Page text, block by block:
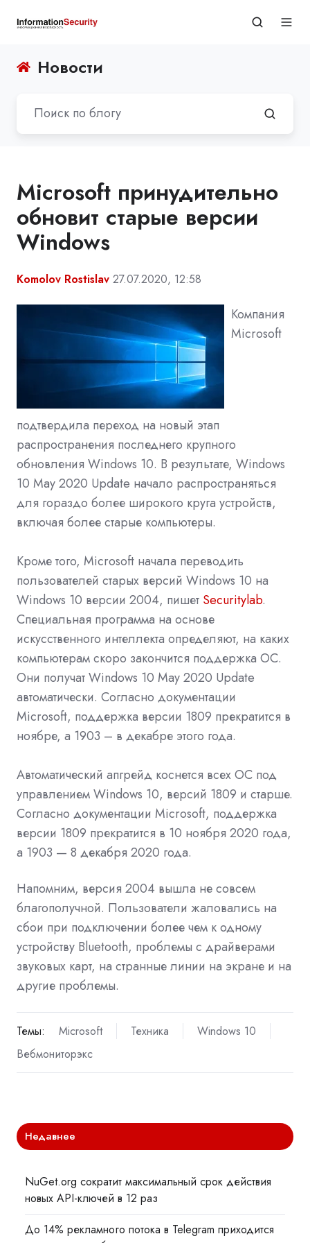
Новости
Microsoft принудительно
обновит старые версии
Windows
Komolov Rostislav 27.07.2020, 12:58
Компания
Microsoft
подтвердила переход на новый этап
распространения последнего крупного
обновления Windows 10. В результате, Windows
10 May 2020 Update начало распространяться
для гораздо более широкого круга устройств,
включая более старые компьютеры.
Кроме того, Microsoft начала переводить
пользователей старых версий Windows 10 на
Windows 10 версии 2004, пишет Securitylab.
Специальная программа на основе
искусственного интеллекта определяют, на каких
компьютерам скоро закончится поддержка ОС.
Они получат Windows 10 May 2020 Update
автоматически. Согласно документации
Microsoft, поддержка версии 1809 прекратится в
ноябре, а 1903 – в декабре этого года.
Автоматический апгрейд коснется всех ОС под
управлением Windows 10, версий 1809 и старше.
Согласно документации Microsoft, поддержка
версии 1809 прекратится в 10 ноября 2020 года,
а 1903 — 8 декабря 2020 года.
Напомним, версия 2004 вышла не совсем
благополучной. Пользователи жаловались на
сбои при подключении более чем к одному
устройству Bluetooth, проблемы с драйверами
звуковых карт, на странные линии на экране и на
другие проблемы.
Темы: Microsoft Техника
Windows 10
Вебмониторэкс
Недавнее
NuGet.org сократит максимальный срок действия
новых API-ключей в 12 раз
До 14% рекламного потока в Telegram приходится